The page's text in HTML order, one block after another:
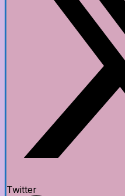
Twitter